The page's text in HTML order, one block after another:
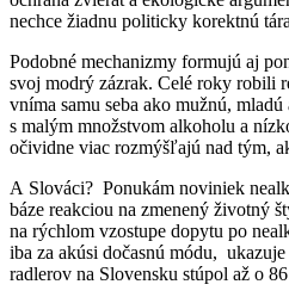
nechce žiadnu politicky korektnú
Podobné mechanizmy formujú aj
svoj modrý zázrak. Celé roky robili
vníma samu seba ako mužnú,
s malým množstvom alkoholu a
očividne viac rozmýšľajú nad tým,
A Slováci? Ponukám noviniek
báze reakciou na zmenený životný
na rýchlom vzostupe dopytu po
iba za akúsi dočasnú módu,
radlerov na Slovensku stúpol až o